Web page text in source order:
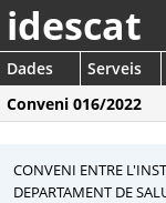
idescat
Dades Serveis
Conveni 016/2022
CONVENI ENTRE
DEPARTAMENT DE